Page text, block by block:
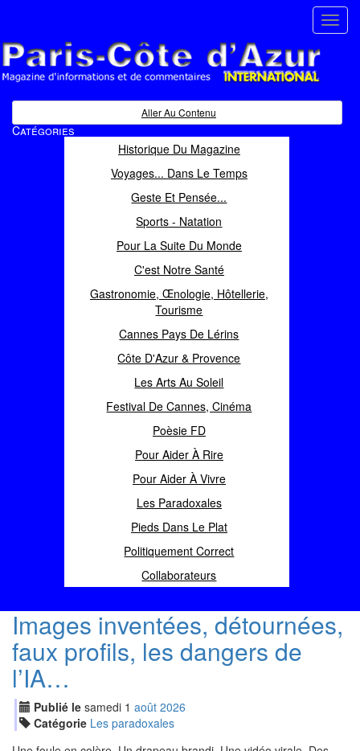
Magazine d'informations et de commentaires
Aller Au Contenu
Catégories
Historique Du Magazine
Voyages... Dans Le Temps
Geste Et Pensée...
Sports - Natation
Pour La Suite Du Monde
C'est Notre Santé
Gastronomie, Œnologie, Hôtellerie,
Tourisme
Cannes Pays De Lérins
Côte D'Azur & Provence
Les Arts Au Soleil
Festival De Cannes, Cinéma
Poèsie FD
Pour Aider À Rire
Pour Aider À Vivre
Les Paradoxales
Pieds Dans Le Plat
Politiquement Correct
Collaborateurs
Images inventées, détournées,
faux profils, les dangers de
l’IA…
Publié le samedi 1 août 2026
Catégorie Les paradoxales